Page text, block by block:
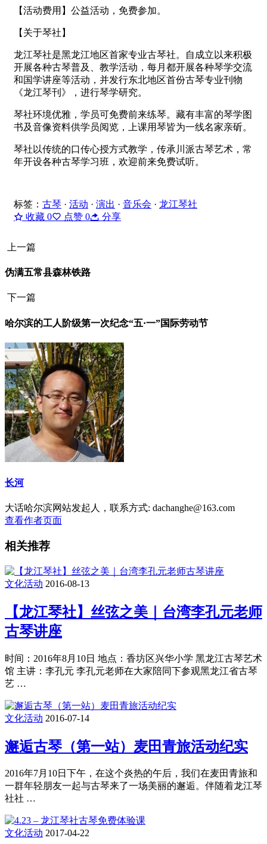
【活动费用】公益活动，免费参加。
【关于琴社】
龙江琴社是黑龙江地区首家专业古琴社。自成立以来积极
开展各种古琴普及、教学活动，每月都开展各种琴学交流
和国学讲座等活动，并发行东北地区首份古琴专业刊物
《龙江琴刊》，进行琴学研究。
琴社环境优雅，学员可免费前来练琴。藏有丰富的琴学图
书及音像资料供学员阅览，上课用琴皆为一线名家亲斫。
琴社以传统的口传心授方式教学，传承川派古琴艺术，常
年开设各种古琴学习班，欢迎前来免费试听。
标签： 古琴 · 活动 · 演出 · 音乐会 · 龙江琴社
收藏 0 点赞 0 分享
上一篇
伪满五常县森林铁路
下一篇
哈尔滨的工人阶级第一次纪念“五·一”国际劳动节
长河
大话哈尔滨网站发起人，联系方式: dachanghe@163.com
查看作者页面
相关推荐
文化活动 2016-08-13
【龙江琴社】丝弦之美｜台湾李孔元老师
古琴讲座
时间：2016年8月10日 地点：香坊区兴华小学 黑龙江古琴艺术
馆 主讲：李孔元 李孔元老师在大家陪同下参观黑龙江省古琴
艺 …
文化活动 2016-07-14
邂逅古琴（第一站）麦田青旅​活动纪实
2016年7月10日下午，在这个炎热的午后，我们在麦田青旅和
一群年轻朋友一起与古琴来了一场美丽的邂逅。伴随着龙江琴
社社 …
文化活动 2017-04-22